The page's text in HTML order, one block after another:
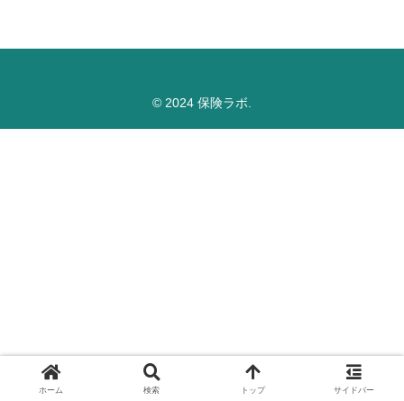
© 2024 保険ラボ.
ホーム 検索 トップ サイドバー